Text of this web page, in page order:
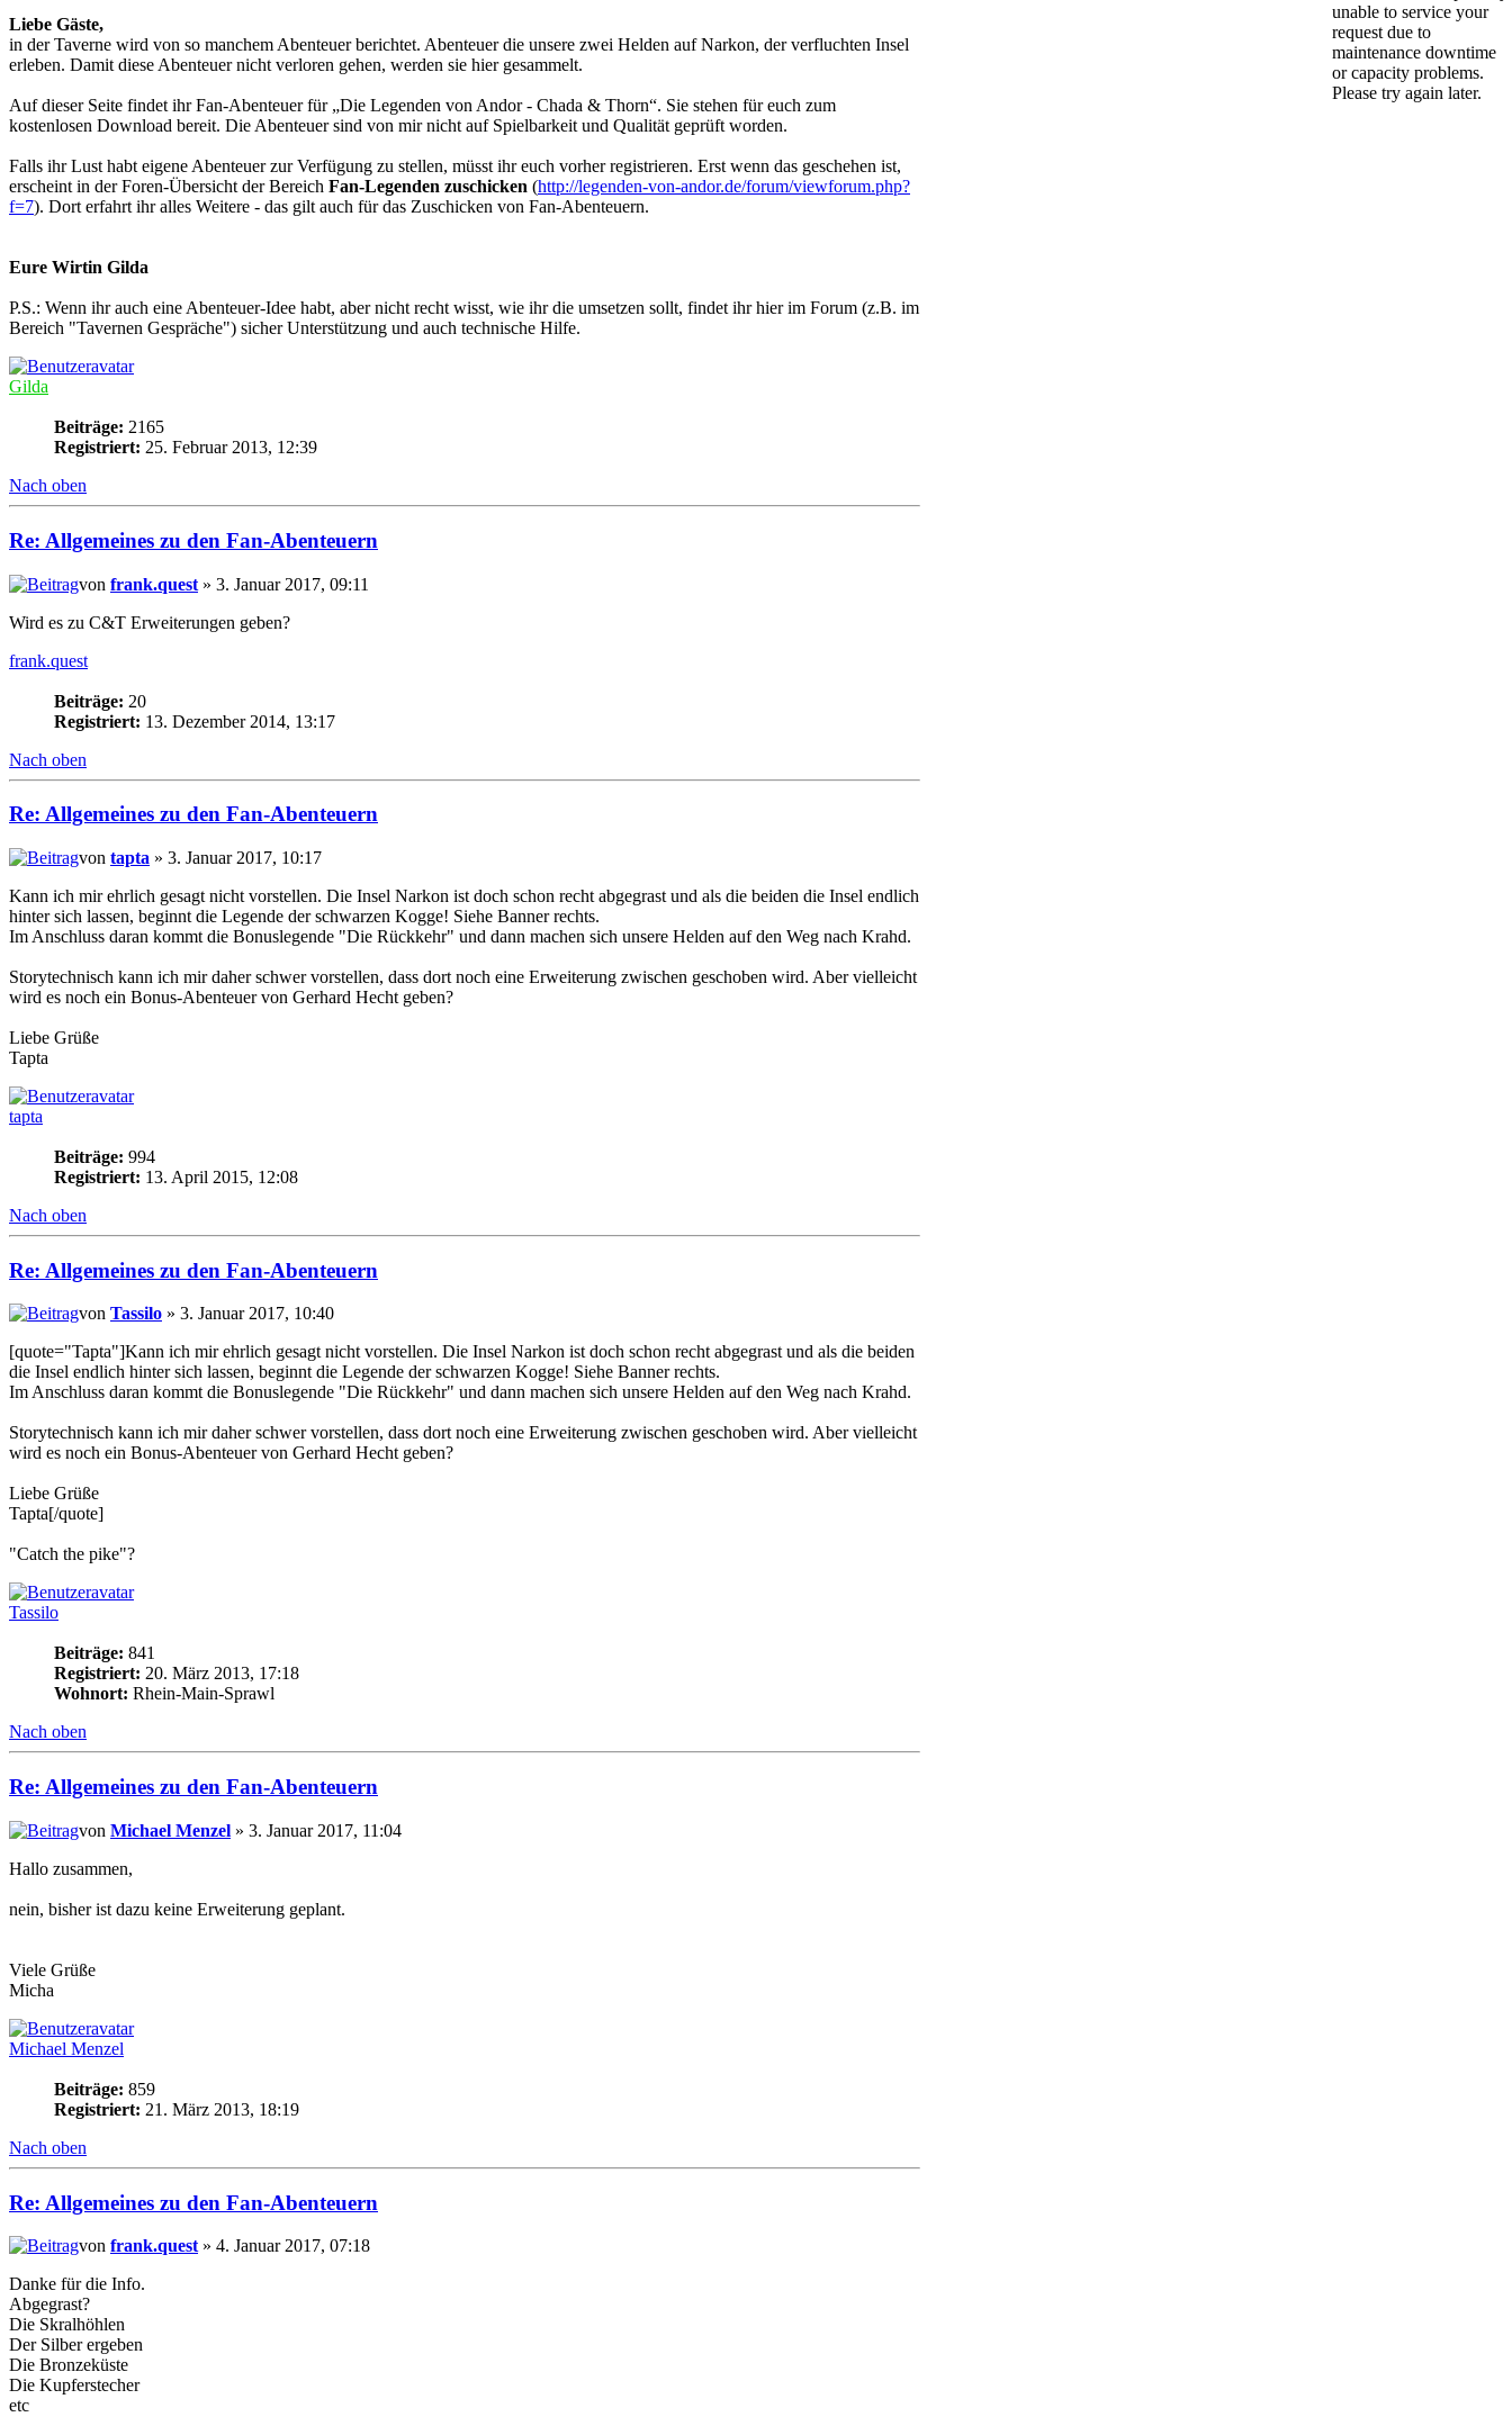
Liebe Gäste,
in der Taverne wird von so manchem Abenteuer berichtet. Abenteuer die unsere zwei Helden auf Narkon, der verfluchten Insel
erleben. Damit diese Abenteuer nicht verloren gehen, werden sie hier gesammelt.
Auf dieser Seite findet ihr Fan-Abenteuer für „Die Legenden von Andor - Chada & Thorn“. Sie stehen für euch zum
kostenlosen Download bereit. Die Abenteuer sind von mir nicht auf Spielbarkeit und Qualität geprüft worden.
Falls ihr Lust habt eigene Abenteuer zur Verfügung zu stellen, müsst ihr euch vorher registrieren. Erst wenn das geschehen ist,
erscheint in der Foren-Übersicht der Bereich Fan-Legenden zuschicken (http://legenden-von-andor.de/forum/viewforum.php?
f=7). Dort erfahrt ihr alles Weitere - das gilt auch für das Zuschicken von Fan-Abenteuern.
Eure Wirtin Gilda
P.S.: Wenn ihr auch eine Abenteuer-Idee habt, aber nicht recht wisst, wie ihr die umsetzen sollt, findet ihr hier im Forum (z.B. im
Bereich "Tavernen Gespräche") sicher Unterstützung und auch technische Hilfe.
Gilda
Beiträge: 2165
Registriert: 25. Februar 2013, 12:39
Nach oben
Re: Allgemeines zu den Fan-Abenteuern
von frank.quest » 3. Januar 2017, 09:11
Wird es zu C&T Erweiterungen geben?
frank.quest
Beiträge: 20
Registriert: 13. Dezember 2014, 13:17
Nach oben
Re: Allgemeines zu den Fan-Abenteuern
von tapta » 3. Januar 2017, 10:17
Kann ich mir ehrlich gesagt nicht vorstellen. Die Insel Narkon ist doch schon recht abgegrast und als die beiden die Insel endlich
hinter sich lassen, beginnt die Legende der schwarzen Kogge! Siehe Banner rechts.
Im Anschluss daran kommt die Bonuslegende "Die Rückkehr" und dann machen sich unsere Helden auf den Weg nach Krahd.
Storytechnisch kann ich mir daher schwer vorstellen, dass dort noch eine Erweiterung zwischen geschoben wird. Aber vielleicht
wird es noch ein Bonus-Abenteuer von Gerhard Hecht geben?
Liebe Grüße
Tapta
tapta
Beiträge: 994
Registriert: 13. April 2015, 12:08
Nach oben
Re: Allgemeines zu den Fan-Abenteuern
von Tassilo » 3. Januar 2017, 10:40
[quote="Tapta"]Kann ich mir ehrlich gesagt nicht vorstellen. Die Insel Narkon ist doch schon recht abgegrast und als die beiden
die Insel endlich hinter sich lassen, beginnt die Legende der schwarzen Kogge! Siehe Banner rechts.
Im Anschluss daran kommt die Bonuslegende "Die Rückkehr" und dann machen sich unsere Helden auf den Weg nach Krahd.
Storytechnisch kann ich mir daher schwer vorstellen, dass dort noch eine Erweiterung zwischen geschoben wird. Aber vielleicht
wird es noch ein Bonus-Abenteuer von Gerhard Hecht geben?
Liebe Grüße
Tapta[/quote]
"Catch the pike"?
Tassilo
Beiträge: 841
Registriert: 20. März 2013, 17:18
Wohnort: Rhein-Main-Sprawl
Nach oben
Re: Allgemeines zu den Fan-Abenteuern
von Michael Menzel » 3. Januar 2017, 11:04
Hallo zusammen,
nein, bisher ist dazu keine Erweiterung geplant.
Viele Grüße
Micha
Michael Menzel
Beiträge: 859
Registriert: 21. März 2013, 18:19
Nach oben
Re: Allgemeines zu den Fan-Abenteuern
von frank.quest » 4. Januar 2017, 07:18
Danke für die Info.
Abgegrast?
Die Skralhöhlen
Der Silber ergeben
Die Bronzeküste
Die Kupferstecher
etc